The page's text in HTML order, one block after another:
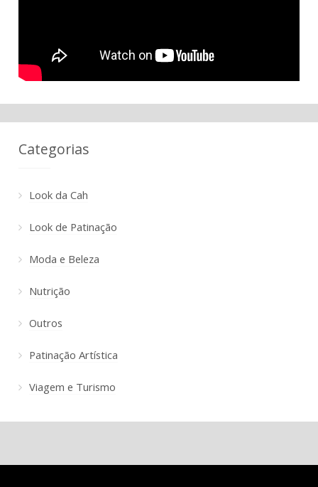
Categorias
Look da Cah
Look de Patinação
Moda e Beleza
Nutrição
Outros
Patinação Artística
Viagem e Turismo